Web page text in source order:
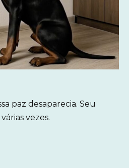
paz desaparecia. Seu
vezes.